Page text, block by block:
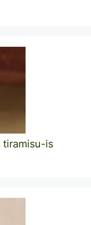
tiramisu-is